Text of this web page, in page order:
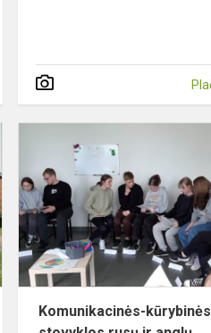
„Moksleiviai
–
bendruomenei“
Komunikacinės-kūrybinės